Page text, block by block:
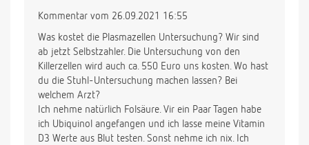
Kommentar vom 26.09.2021 16:55
Was kostet die Plasmazellen Untersuchung? Wir sind
ab jetzt Selbstzahler. Die Untersuchung von den
Killerzellen wird auch ca. 550 Euro uns kosten. Wo hast
du die Stuhl-Untersuchung machen lassen? Bei
welchem Arzt?
Ich nehme natürlich Folsäure. Vir ein Paar Tagen habe
ich Ubiquinol angefangen und ich lasse meine Vitamin
D3 Werte aus Blut testen. Sonst nehme ich nix. Ich